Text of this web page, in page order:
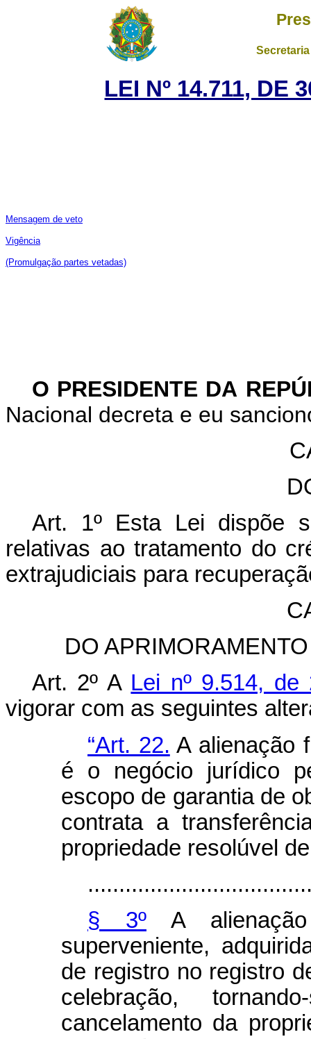
LEI Nº 14.711, DE
Mensagem de veto
Vigência
(Promulgação partes vetadas)
O PRESIDENTE DA
Nacional decreta e eu
Art. 1º Esta Lei dispõe
relativas ao tratamento do
extrajudiciais para
DO
Art. 2º A Lei nº 9.514,
vigorar com as seguintes
“Art. 22. A alienação
é o negócio jurídico
escopo de garantia de
contrata a
propriedade resolúvel
§ 3º A
superveniente,
de registro no registro
celebração,
cancelamento da